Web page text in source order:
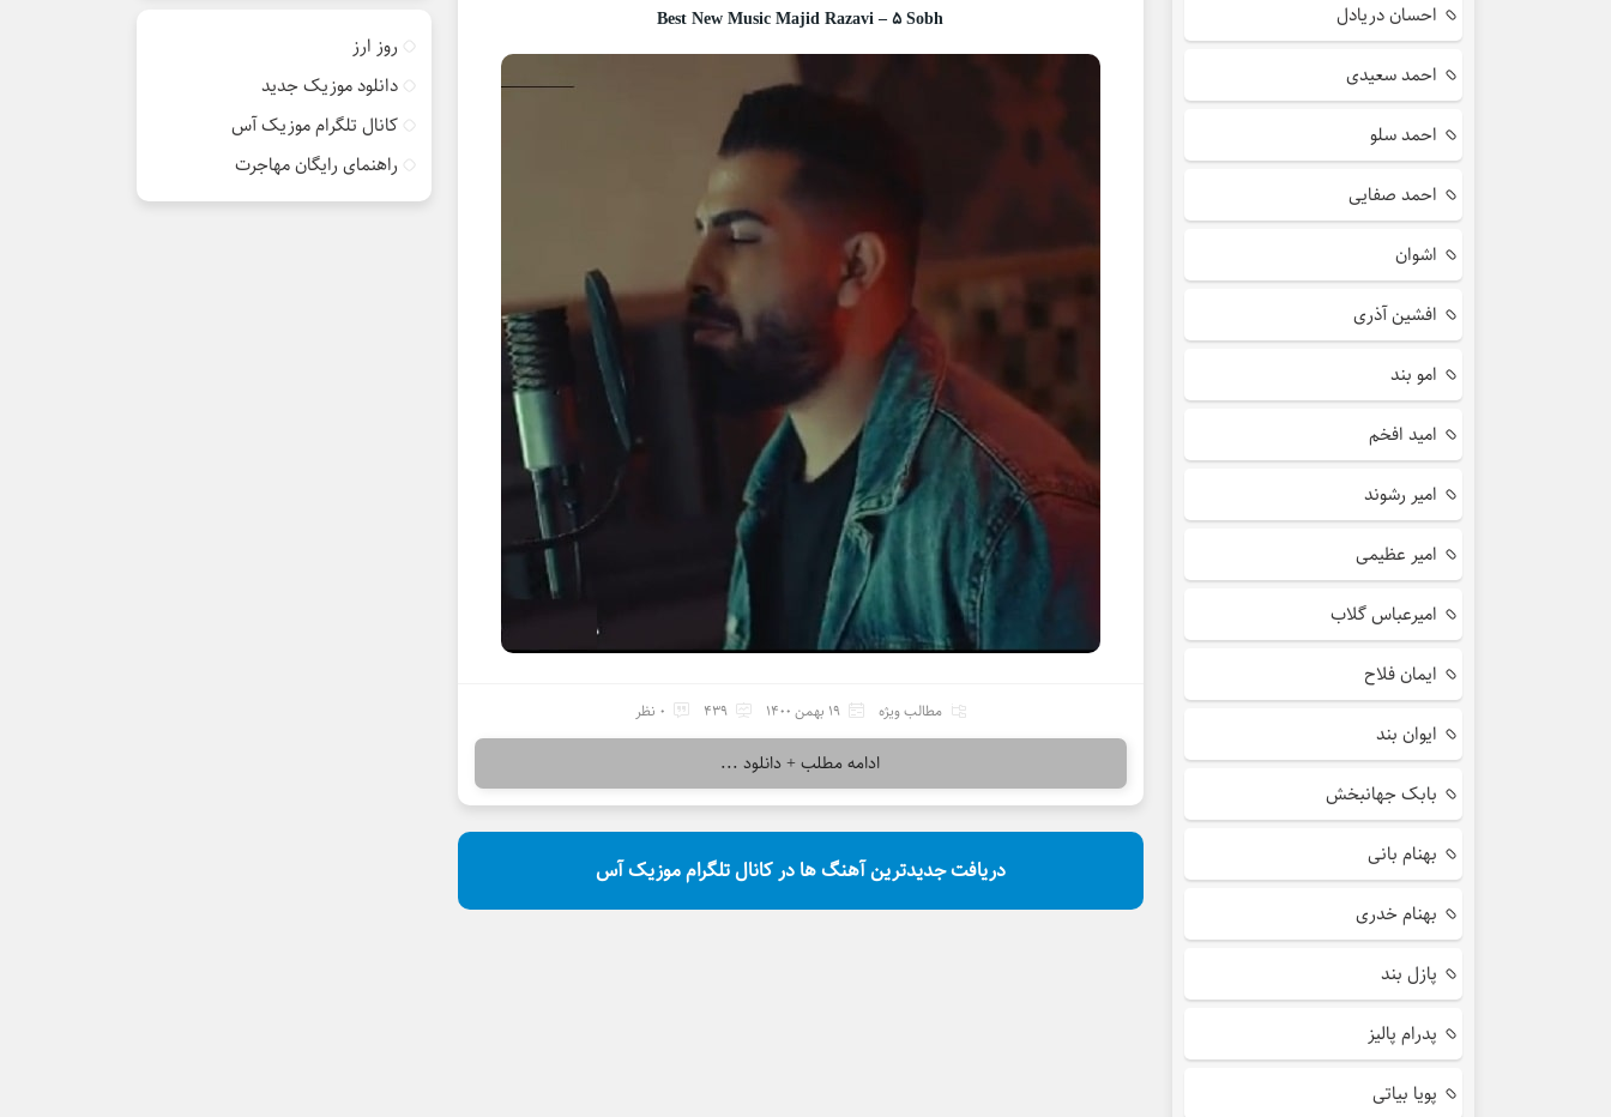
Best New Music Majid Razavi – 5 Sobh
مطالب ویژه 19 بهمن 1400 439 0 نظر
ادامه مطلب + دانلود ...
دریافت جدیدترین آهنگ ها در کانال تلگرام موزیک آس
احسان دریادل
احمد سعیدی
احمد سلو
احمد صفایی
اشوان
افشین آذری
امو بند
امید افخم
امیر رشوند
امیر عظیمی
امیرعباس گلاب
ایمان فلاح
ایوان بند
بابک جهانبخش
بهنام بانی
بهنام خدری
پازل بند
پدرام پالیز
پویا بیاتی
روز ارز
دانلود موزیک جدید
کانال تلگرام موزیک آس
راهنمای رایگان مهاجرت